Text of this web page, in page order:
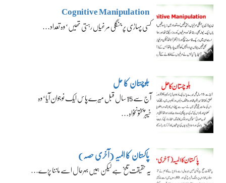
Cognitive Manipulation
کسی پہاڑی پر جنگلی مرغیاں رہتی تھیں‘ وہ تعداد…
بلوچستان کا حل
آج سے 15 سال قبل میرے پاس ایک نوجوان آیا‘ وہ
خیبرپختونخواہ…
پاکستان کا المیہ (آخری حصہ)
یہ حقیقت تلخ ہے لیکن ہمیں بہرحال اسے ماننا پڑے…